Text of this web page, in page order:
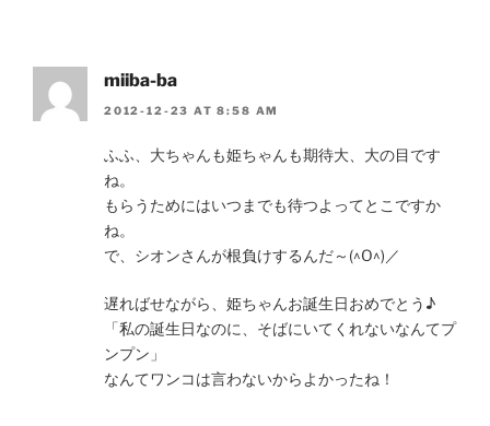
miiba-ba
2012-12-23 AT 8:58 AM
ふふ、大ちゃんも姫ちゃんも期待大、大の目です
ね。
もらうためにはいつまでも待つよってとこですか
ね。
で、シオンさんが根負けするんだ～(^O^)／
遅ればせながら、姫ちゃんお誕生日おめでとう♪
「私の誕生日なのに、そばにいてくれないなんてプ
ンプン」
なんてワンコは言わないからよかったね！